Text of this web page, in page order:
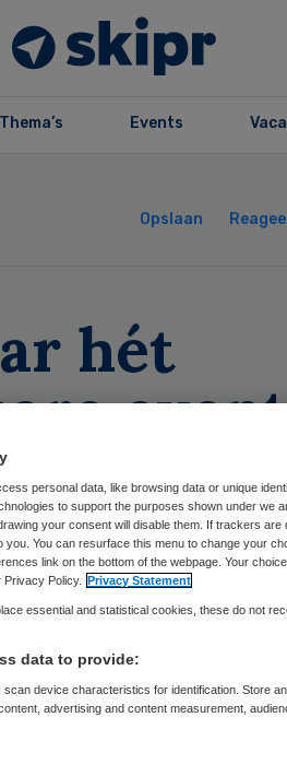
Thema’s Events
Opslaan
hét
7 oktober 2014,12:02 28 keer
personal data, like browsing data or unique
to support the purposes shown under we
your consent will disable them. If trackers are
You can resurface this menu to change your
link on the bottom of the webpage. Your
Policy. Privacy Statement
essential and statistical cookies, these do not
data to provide:
device characteristics for identification. Store
advertising and content measurement,